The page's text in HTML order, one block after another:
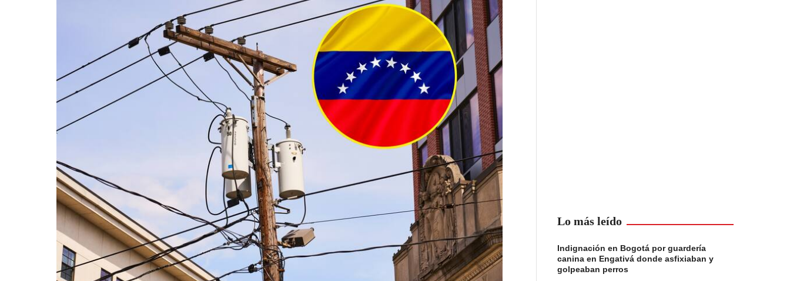
Lo más leído
Indignación en Bogotá por guardería
canina en Engativá donde asfixiaban y
golpeaban perros